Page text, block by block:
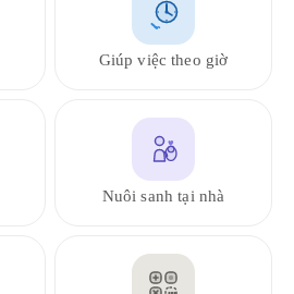
Giúp việc theo giờ
Nuôi sanh tại nhà